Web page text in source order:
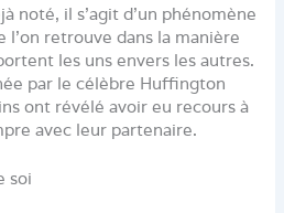
noté, il s’agit d’un phénomène
l’on retrouve dans la manière
les uns envers les autres.
par le célèbre Huffington
ont révélé avoir eu recours à
avec leur partenaire.
soi